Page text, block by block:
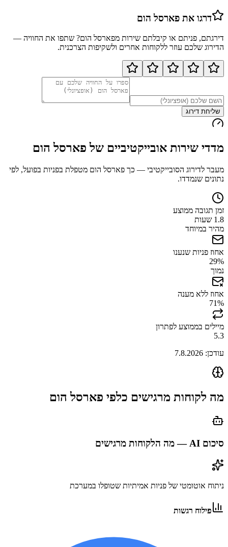
דרגו את פארסל הום
דירגתם, פניתם או קיבלתם שירות מפארסל הום? שתפו את החוויה —
הדירוג שלכם עוזר ללקוחות אחרים ולשקיפות הצרכנית.
שליחת דירוג
מדדי שירות אובייקטיביים של פארסל הום
מעבר לדירוג הסובייקטיבי — כך פארסל הום מטפלת בפניות בפועל, לפי
נתונים שנמדדו.
זמן תגובה ממוצע
1.8 שעות
מהיר במיוחד
אחוז פניות שנענו
29%
נמוך
אחוז ללא מענה
71%
מיילים בממוצע לפתרון
5.3
עודכן: 7.8.2026
מה לקוחות מרגישים כלפי פארסל הום
סיכום AI — מה הלקוחות מרגישים
ניתוח אוטומטי של פניות אמיתיות שטופלו במערכת
פילוח רגשות